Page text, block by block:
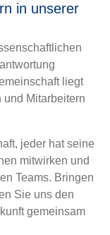
in unserer
liegt
und Mitarbeitern
jeder hat seine
mitwirken und
Teams. Bringen
Sie uns den
gemeinsam